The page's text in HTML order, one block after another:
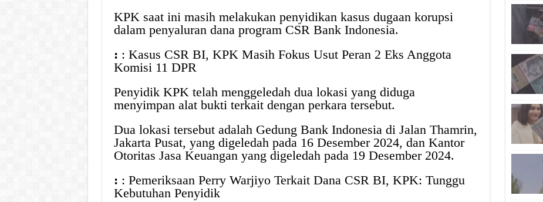
KPK saat ini masih melakukan penyidikan kasus dugaan korupsi
dalam penyaluran dana program CSR Bank Indonesia.
: : Kasus CSR BI, KPK Masih Fokus Usut Peran 2 Eks Anggota
Komisi 11 DPR
Penyidik KPK telah menggeledah dua lokasi yang diduga
menyimpan alat bukti terkait dengan perkara tersebut.
Dua lokasi tersebut adalah Gedung Bank Indonesia di Jalan Thamrin,
Jakarta Pusat, yang digeledah pada 16 Desember 2024, dan Kantor
Otoritas Jasa Keuangan yang digeledah pada 19 Desember 2024.
: : Pemeriksaan Perry Warjiyo Terkait Dana CSR BI, KPK: Tunggu
Kebutuhan Penyidik